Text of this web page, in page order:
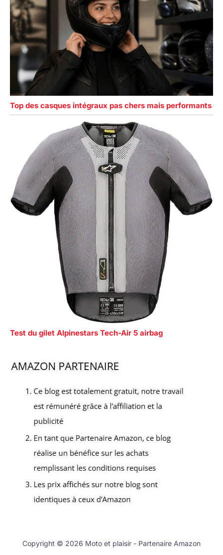
Top des casques intégraux pas chers mais performants
Test du gilet Alpinestars Tech-Air 5 airbag
Copyright © 2026 Moto et plaisir - Partenaire Amazon